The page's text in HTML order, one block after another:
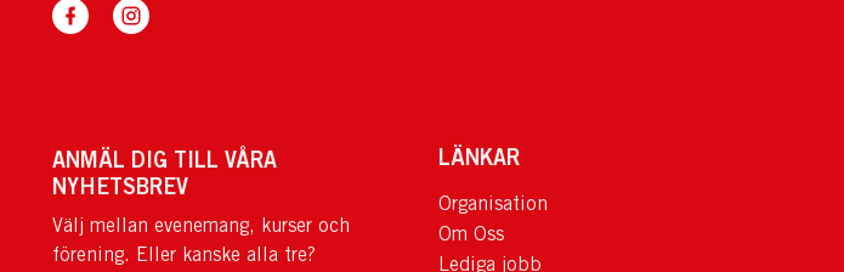
ANMÄL DIG TILL VÅRA
NYHETSBREV
Välj mellan evenemang, kurser och
förening. Eller kanske alla tre?
LÄNKAR
Organisation
Om Oss
Lediga jobb